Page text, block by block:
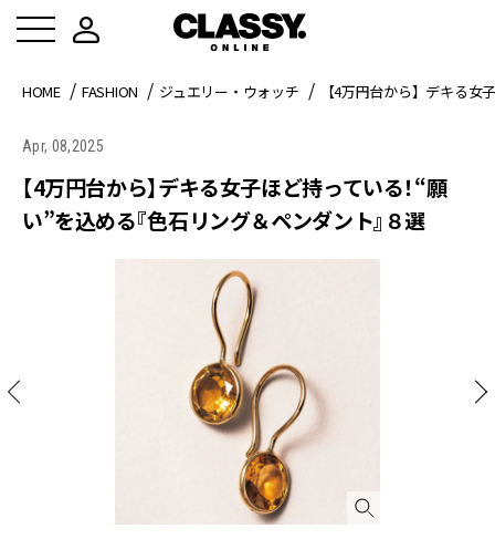
HOME FASHION ジュエリー・ウォッチ 【4万円台から】デキる
Apr, 08,2025
【4万円台から】デキる女子ほど持っている！“願
い”を込める『色石リング＆ペンダント』８選